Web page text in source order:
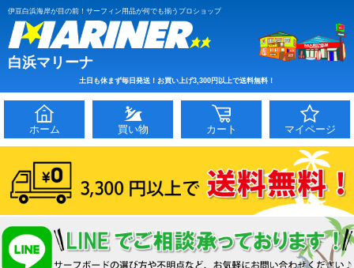
伊豆白浜海岸が目の前！サーフィン用品が何でも揃うプロショップ
白浜マリーナ
土日も休まず毎日発送！お買い上げ3,300円以上で送料無料！
ホーム 買い物 カート マイページ